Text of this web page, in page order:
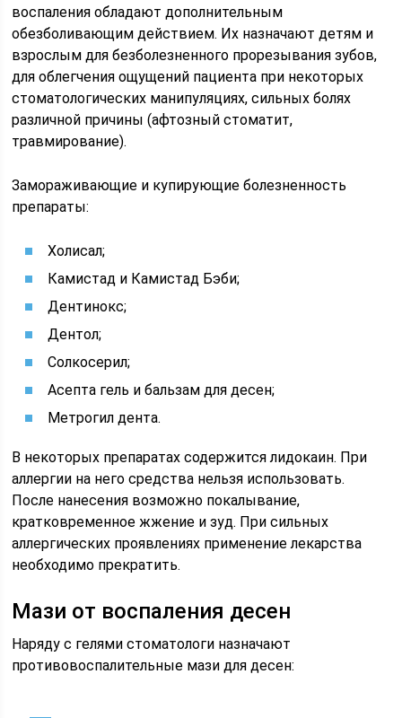
воспаления обладают дополнительным
обезболивающим действием. Их назначают детям и
взрослым для безболезненного прорезывания зубов,
для облегчения ощущений пациента при некоторых
стоматологических манипуляциях, сильных болях
различной причины (афтозный стоматит,
травмирование).
Замораживающие и купирующие болезненность
препараты:
Холисал;
Камистад и Камистад Бэби;
Дентинокс;
Дентол;
Солкосерил;
Асепта гель и бальзам для десен;
Метрогил дента.
В некоторых препаратах содержится лидокаин. При
аллергии на него средства нельзя использовать.
После нанесения возможно покалывание,
кратковременное жжение и зуд. При сильных
аллергических проявлениях применение лекарства
необходимо прекратить.
Мази от воспаления десен
Наряду с гелями стоматологи назначают
противовоспалительные мази для десен: